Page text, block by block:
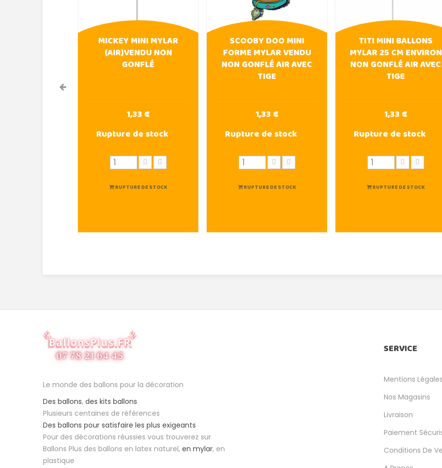
MICKEY MINI MYLAR
(AIR)VENDU NON
GONFLÉ
1,33 €
Rupture de stock
RUPTURE DE STOCK
SCOOBY DOO MINI
FORME MYLAR VENDU
NON GONFLÉ AIR AVEC
TIGE
1,33 €
Rupture de stock
RUPTURE DE STOCK
TITI MINI BALLONS
MYLAR 25 CM ENVIRON
NON GONFLÉ AIR AVEC
TIGE
1,33 €
Rupture de stock
RUPTURE DE STOCK
Le monde des ballons pour la décoration
Des ballons, des kits ballons
Plusieurs centaines de références
Des ballons pour satisfaire les plus exigeants
Pour des décorations réussies vous trouverez sur
Ballons Plus des ballons en latex naturel, en mylar, en
plastique
SERVICE
Mentions
Nos Magasins
Livraison
Paiement
Conditions De